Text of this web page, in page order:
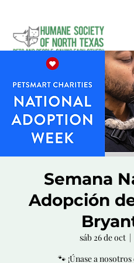
Semana
Adopción
sáb 26 de oct
  |
🐾 ¡Únase a